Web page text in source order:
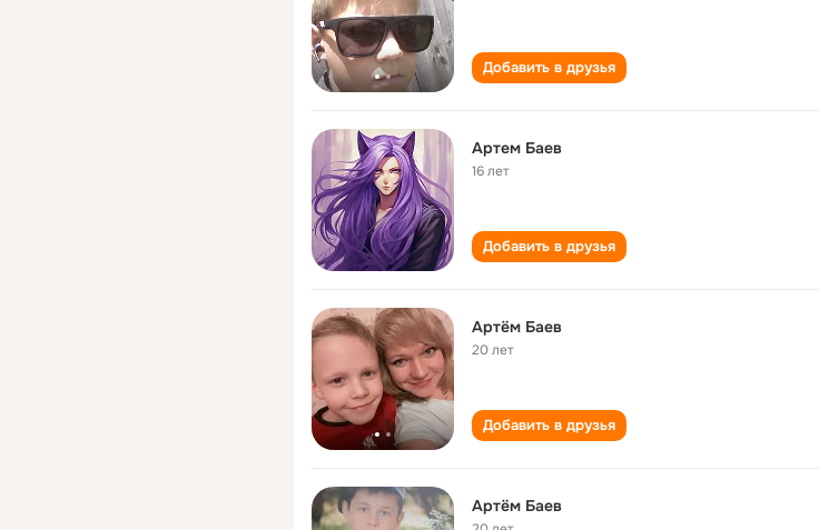
Добавить в друзья
Артем Баев
16 лет
Добавить в друзья
Артём Баев
20 лет
Добавить в друзья
Артём Баев